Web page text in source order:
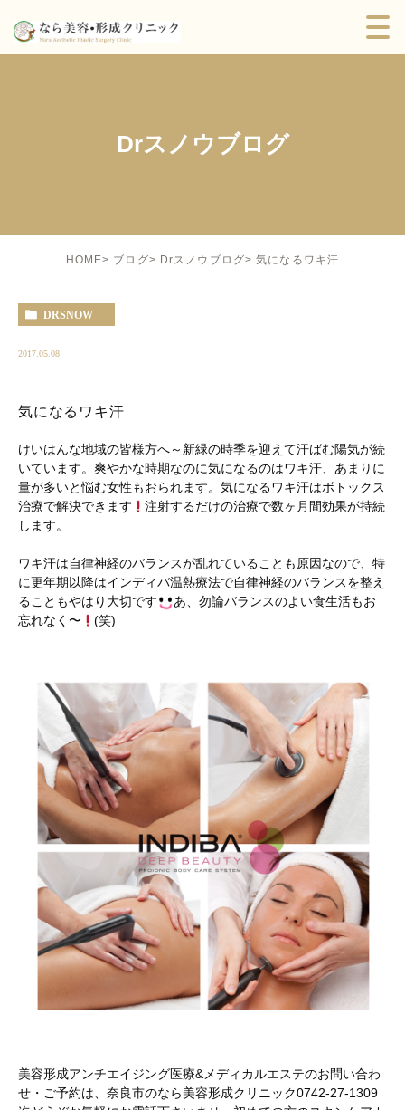
Drスノウブログ
HOME ブログ Drスノウブログ 気になるワキ汗
DRSNOW
2017.05.08
気になるワキ汗
けいはんな地域の皆様方へ～新緑の時季を迎えて汗ばむ陽気が続
いています。爽やかな時期なのに気になるのはワキ汗、あまりに
量が多いと悩む女性もおられます。気になるワキ汗はボトックス
治療で解決できます
注射するだけの治療で数ヶ月間効果が持続
します。
ワキ汗は自律神経のバランスが乱れていることも原因なので、特
に更年期以降はインディバ温熱療法で自律神経のバランスを整え
ることもやはり大切です
あ、勿論バランスのよい食生活もお
忘れなく〜
(笑)
美容形成アンチエイジング医療&メディカルエステのお問い合わ
せ・ご予約は、奈良市のなら美容形成クリニック0742-27-1309